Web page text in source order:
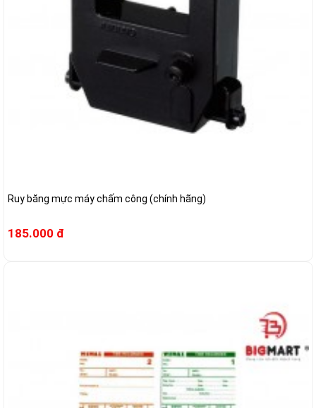
Ruy băng mực máy chấm công (chính hãng)
185.000 đ